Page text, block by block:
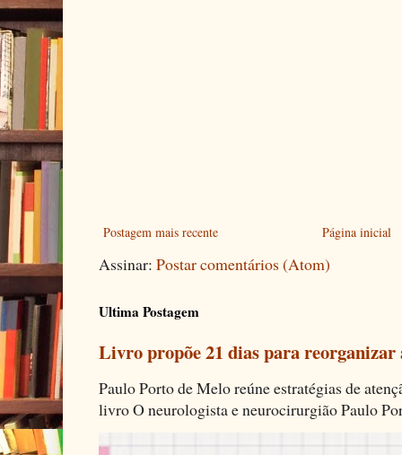
Postagem mais recente Página inicial
Assinar: Postar comentários (Atom)
Ultima Postagem
Livro propõe 21 dias para
Paulo Porto de Melo reúne estratégias de
livro O neurologista e neurocirurgião Paulo